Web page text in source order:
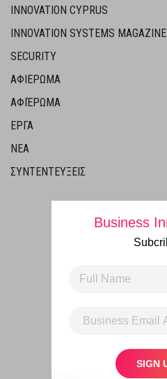
INNOVATION CYPRUS
INNOVATION SYSTEMS MAGAZINE
SECURITY
ΑΦΙΕΡΩΜΑ
ΑΦΙΈΡΩΜΑ
ΕΡΓΑ
ΝΕΑ
ΣΥΝΤΕΝΤΕΥΞΕΙΣ
Business